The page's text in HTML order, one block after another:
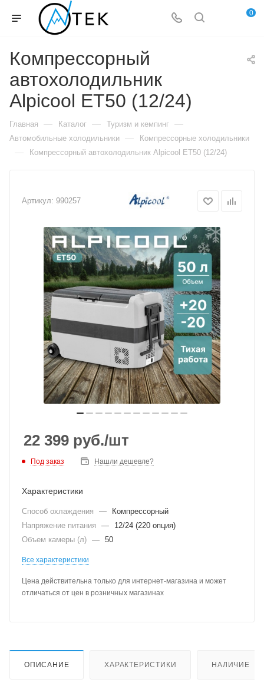
0
Компрессорный
автохолодильник
Alpicool ET50 (12/24)
Главная — Каталог — Туризм и кемпинг —
Автомобильные холодильники — Компрессорные холодильники
— Компрессорный автохолодильник Alpicool ET50 (12/24)
Артикул: 990257
22 399 руб./шт
Под заказ Нашли дешевле?
Характеристики
Способ охлаждения —
Компрессорный
Напряжение питания
—
12/24 (220 опция)
Объем камеры (л) — 50
Все характеристики
Цена действительна только для интернет-магазина и может
отличаться от цен в розничных магазинах
ОПИСАНИЕ ХАРАКТЕРИСТИКИ НАЛИЧИЕ